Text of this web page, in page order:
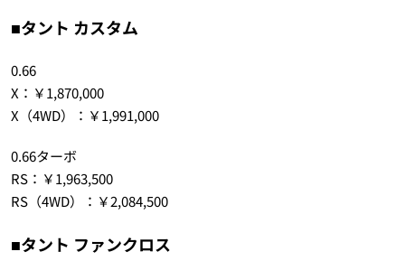
■タント カスタム
0.66
X：￥1,870,000
X（4WD）：￥1,991,000
0.66ターボ
RS：￥1,963,500
RS（4WD）：￥2,084,500
■タント ファンクロス